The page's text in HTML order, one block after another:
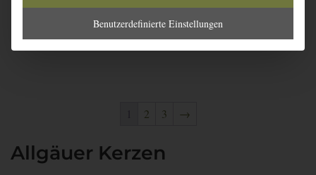
Verbundenheit
22,50€
2 3 →
Allgäuer Kerzen
Benutzerdefinierte Einstellungen